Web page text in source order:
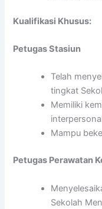
Kualifikasi Khusus:
Petugas Stasiun
Telah
tingkat
Memiliki
Mampu
Petugas Perawatan
Sekolah